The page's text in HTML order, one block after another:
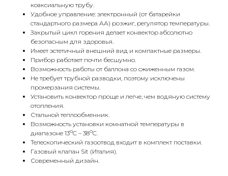
коаксиальную трубу.
Удобное управление: электронный (от батарейки
стандартного размера АА) розжиг, регулятор температуры.
Закрытый цикл горения делает конвектор абсолютно
безопасным для здоровья.
Имеет эстетичный внешний вид и компактные размеры.
Прибор работает почти бесшумно.
Возможность работы от баллона со сжиженным газом.
Не требует трубной разводки, поэтому исключены
промерзания системы.
Установить конвектор проще и легче, чем водяную систему
отопления.
Стальной теплообменник.
Возможность установки комнатной температуры в
диапазоне 13оC – 38оC.
Телескопический газоотвод входит в комплект поставки.
Газовый клапан Sit (Италия).
Современный дизайн.
Адрес
Г.Москва Волоколамское шоссе,
71/22к2
Пн-вс с 9:00 до 18:00
Телефон
8 495 233-79-79
8 985 233-79-79
КОНТАКТЫ